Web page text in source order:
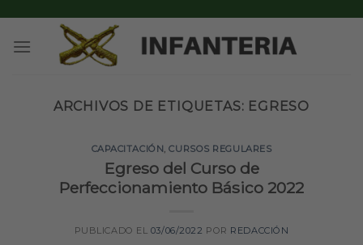
content
ARCHIVOS DE ETIQUETAS: EGRESO
CAPACITACIÓN,CURSOS REGULARES
Egreso del Curso de
Perfeccionamiento Básico 2022
PUBLICADO EL 03/06/2022 POR REDACCIÓN